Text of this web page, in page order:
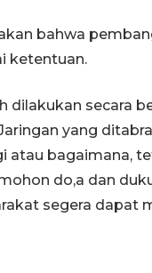
bahwa
ketentuan.
dilakukan secara
yang
atau bagaimana,
do,a dan
segera dapat